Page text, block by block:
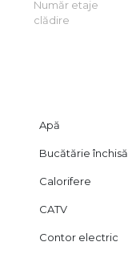
Număr etaje
clădire
Apă
Bucătărie închisă
Calorifere
CATV
Contor electric